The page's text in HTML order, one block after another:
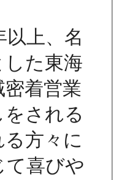
上、名
た東海
着営業
される
方々に
て喜びや